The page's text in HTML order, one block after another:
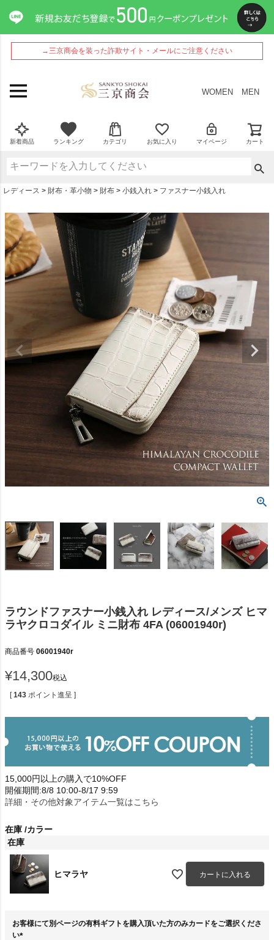
→三京商会を装った詐欺サイト・メールにご注意ください
WOMEN MEN
新着商品 ランキング カテゴリ お気に入り マイページ カート
レディース 財布・革小物 財布 小銭入れ ファスナー小銭入れ
ラウンドファスナー小銭入れ レディース/メンズ ヒマ
ラヤクロコダイル ミニ財布 4FA (06001940r)
商品番号 06001940r
¥14,300税込
[ 143 ポイント進呈 ]
15,000円以上の購入で10%OFF
開催期間:8/8 10:00-8/17 9:59
詳細・その他対象アイテム一覧はこちら
在庫 カラー
在庫
ヒマラヤ カートに入れる
お客様にて別ページの有料ギフトを購入頂いた方のみカードをご選択くださ
い
ペー
ジト
ップ
へ